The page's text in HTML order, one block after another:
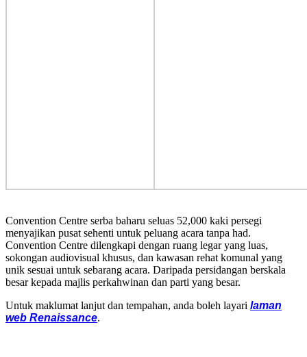
Convention Centre serba baharu seluas 52,000 kaki persegi
menyajikan pusat sehenti untuk peluang acara tanpa had.
Convention Centre dilengkapi dengan ruang legar yang luas,
sokongan audiovisual khusus, dan kawasan rehat komunal yang
unik sesuai untuk sebarang acara. Daripada persidangan berskala
besar kepada majlis perkahwinan dan parti yang besar.
Untuk maklumat lanjut dan tempahan, anda boleh layari laman
web Renaissance.